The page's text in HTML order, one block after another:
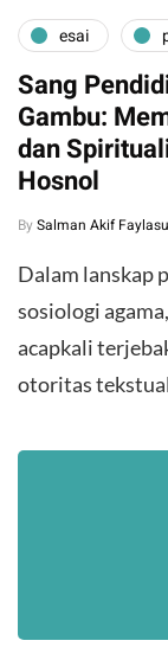
esai
Sang
Gambu:
dan
Hosnol
By Salman Akif
Dalam lanskap
sosiologi
acapkali
otoritas